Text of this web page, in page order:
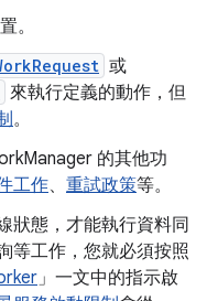
。
或
來執行定義的動作，但
。
的其他功
工作、 重試政策等。
狀態，才能執行資料同
等工作，您就必須按照
」一文中的指示啟